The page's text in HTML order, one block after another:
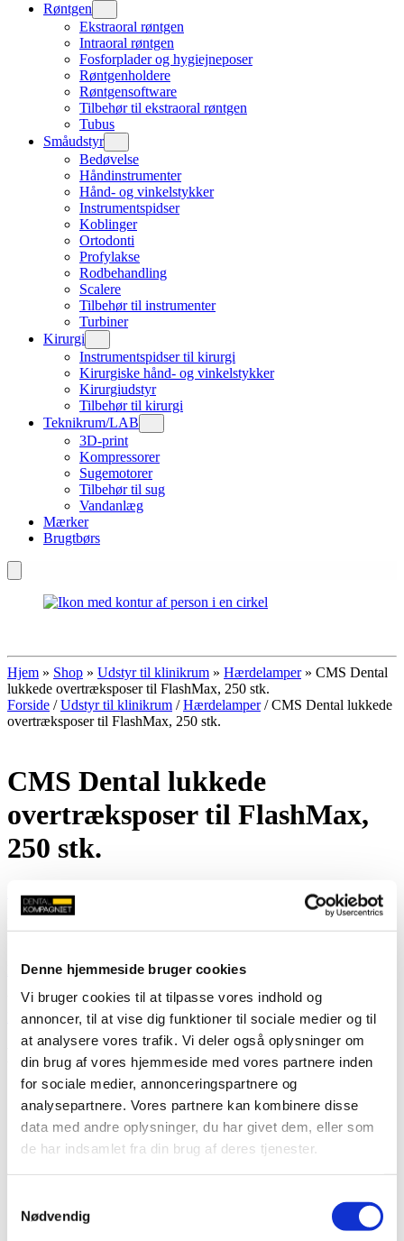
Denne hjemmeside bruger cookies
Vi bruger cookies til at tilpasse vores indhold og
annoncer, til at vise dig funktioner til sociale medier og til
at analysere vores trafik. Vi deler også oplysninger om
din brug af vores hjemmeside med vores partnere inden
for sociale medier, annonceringspartnere og
analysepartnere. Vores partnere kan kombinere disse
data med andre oplysninger, du har givet dem, eller som
de har indsamlet fra din brug af deres tjenester.
Nødvendig
Røntgen
Ekstraoral røntgen
Intraoral røntgen
Fosforplader og hygiejneposer
Røntgenholdere
Røntgensoftware
Tilbehør til ekstraoral røntgen
Tubus
Småudstyr
Bedøvelse
Håndinstrumenter
Hånd- og vinkelstykker
Instrumentspidser
Koblinger
Ortodonti
Profylakse
Rodbehandling
Scalere
Tilbehør til instrumenter
Turbiner
Kirurgi
Instrumentspidser til kirurgi
Kirurgiske hånd- og vinkelstykker
Kirurgiudstyr
Tilbehør til kirurgi
Teknikrum/LAB
3D-print
Kompressorer
Sugemotorer
Tilbehør til sug
Vandanlæg
Mærker
Brugtbørs
Hjem » Shop » Udstyr til klinikrum » Hærdelamper» CMS Dental
lukkede overtræksposer til FlashMax, 250 stk.
Forside /Udstyr til klinikrum /Hærdelamper/ CMS Dental lukkede
overtræksposer til FlashMax, 250 stk.
CMS Dental lukkede
overtræksposer til FlashMax,
250 stk.
Log ind for at se priser
Notat vedr. korrekt brug af FlashMax P3.
Varenummer (SKU): CM100513 Kategorier:CMS Dental
Hærdelamper ,Udstyr til klinikrum
Du kunne også være interesseret i…
CMS Dental BLUNT spidser til
FlashMax Ø8, 50 stk.
Log ind for at se priser